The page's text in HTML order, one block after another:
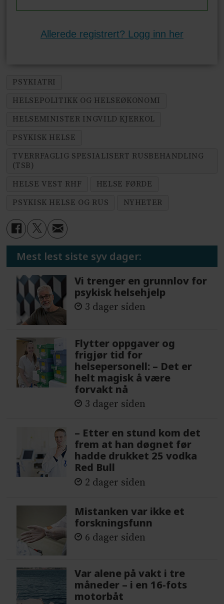
Allerede registrert? Logg inn her
PSYKIATRI
HELSEPOLITIKK OG HELSEØKONOMI
HELSEMINISTER INGVILD KJERKOL
PSYKISK HELSE
TVERRFAGLIG SPESIALISERT RUSBEHANDLING
(TSB)
HELSE VEST RHF
HELSE FØRDE
PSYKISK HELSE OG RUS
NYHETER
Mest lest siste syv dager:
Vi trenger en grunnlov for
psykisk helsehjelp
3 dager siden
Flytter oppgaver og
frigjør tid for
helsepersonell: – Det er
helt magisk å være
forvakt nå
3 dager siden
– Etter en stund kom det
frem at han døgnet før
hadde drukket 25 vodka
Red Bull
2 dager siden
Mistanken var ikke et
forskningsfunn
6 dager siden
Var alene på vakt i tre
måneder – i en 16-fots
motorbåt